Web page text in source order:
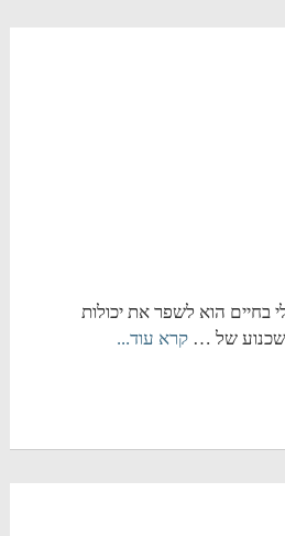
בחיים הוא לשפר את יכולות
של … קרא עוד...